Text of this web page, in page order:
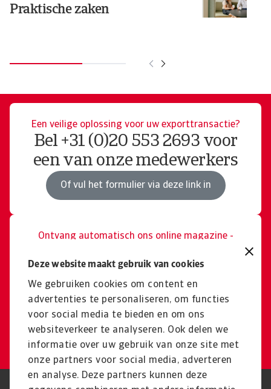
Deze website maakt gebruik van cookies
We gebruiken cookies om content en
advertenties te personaliseren, om functies
voor social media te bieden en om ons
websiteverkeer te analyseren. Ook delen we
informatie over uw gebruik van onze site met
onze partners voor social media, adverteren
en analyse. Deze partners kunnen deze
Praktische zaken
Een veilige oplossing voor uw exporttransactie?
Bel +31 (0)20 553 2693 voor
een van onze medewerkers
Of vul het formulier via deze link in
Ontvang automatisch ons online magazine -
Periodiek updates over
exportkredietverzekeringen
en internationale handel.
Schrijf u vandaag in